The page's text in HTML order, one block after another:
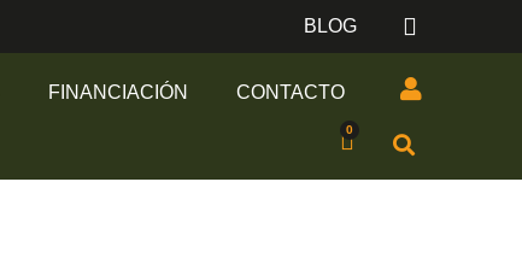
BLOG
FINANCIACIÓN CONTACTO